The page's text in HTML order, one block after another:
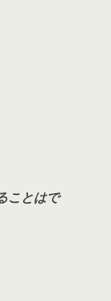
ことはで